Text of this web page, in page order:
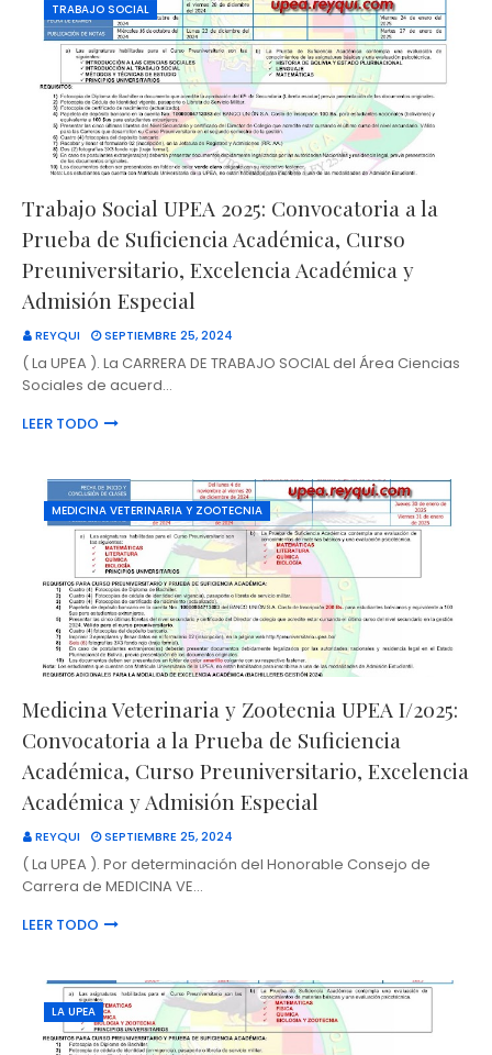
TRABAJO SOCIAL
Trabajo Social UPEA 2025: Convocatoria a la
Prueba de Suficiencia Académica, Curso
Preuniversitario, Excelencia Académica y
Admisión Especial
REYQUI SEPTIEMBRE 25, 2024
( La UPEA ). La CARRERA DE TRABAJO SOCIAL del Área Ciencias
Sociales de acuerd…
LEER TODO
MEDICINA VETERINARIA Y ZOOTECNIA
Medicina Veterinaria y Zootecnia UPEA I/2025:
Convocatoria a la Prueba de Suficiencia
Académica, Curso Preuniversitario, Excelencia
Académica y Admisión Especial
REYQUI SEPTIEMBRE 25, 2024
( La UPEA ). Por determinación del Honorable Consejo de
Carrera de MEDICINA VE…
LEER TODO
LA UPEA